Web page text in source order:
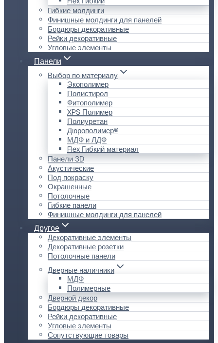
Гибкие молдинги
Финишные молдинги для панелей
Бордюры декоративные
Рейки декоративные
Угловые элементы
Панели
Выбор по материалу
Экополимер
Полистирол
Фитополимер
XPS Полимер
Полиуретан
Дюрополимер®
МДФ и ЛДФ
Flex Гибкий материал
Панели 3D
Акустические
Под покраску
Окрашенные
Потолочные
Гибкие панели
Финишные молдинги для панелей
Другое
Декоративные элементы
Декоративные розетки
Потолочные панели
Дверные наличники
МДФ
Полимерные
Дверной декор
Бордюры декоративные
Рейки декоративные
Угловые элементы
Сопутствующие товары